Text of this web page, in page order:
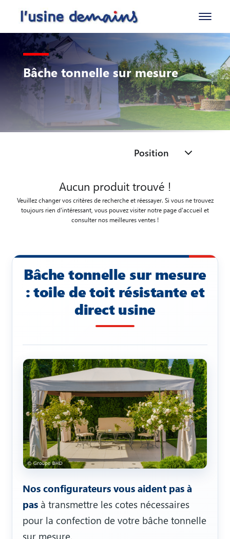
Bâche tonnelle sur mesure
Position
Aucun produit trouvé !
Veuillez changer vos critères de recherche et réessayer. Si vous ne trouvez
toujours rien d'intéressant, vous pouvez visiter notre page d'accueil et
consulter nos meilleures ventes !
Bâche tonnelle sur mesure
: toile de toit résistante et
direct usine
Nos configurateurs vous aident pas à
pasà transmettre les cotes nécessaires
pour la confection de votre bâche tonnelle
sur mesure.